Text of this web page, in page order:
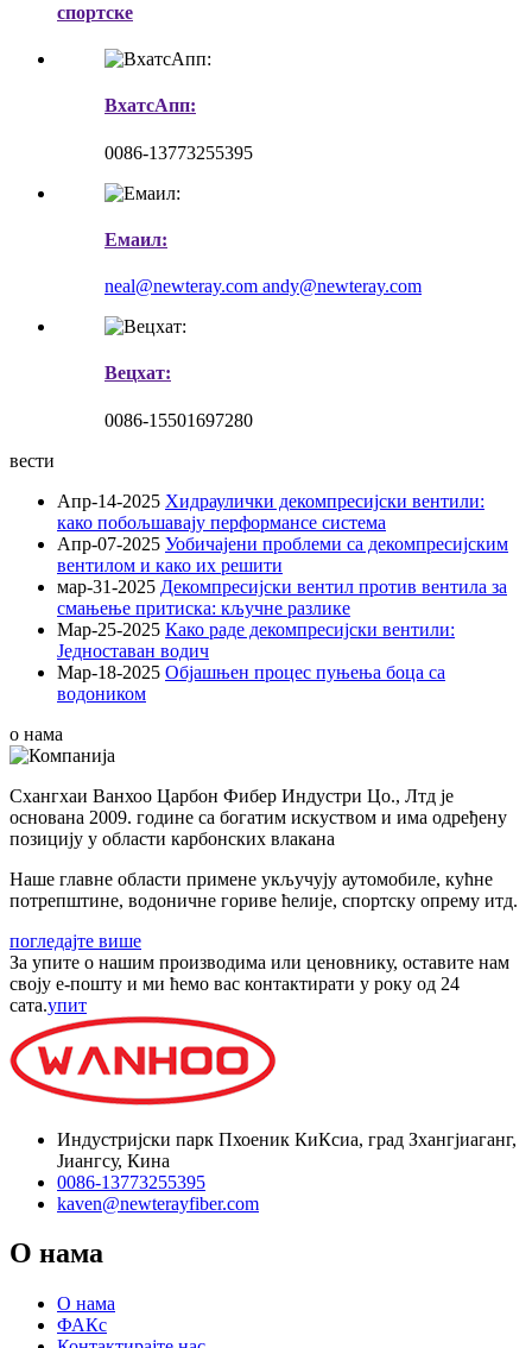
спортске
ВхатсАпп:
0086-13773255395
Емаил:
neal@newteray.com andy@newteray.com
Вецхат:
0086-15501697280
вести
Апр-14-2025 Хидраулички декомпресијски вентили:
како побољшавају перформансе система
Апр-07-2025 Уобичајени проблеми са декомпресијским
вентилом и како их решити
мар-31-2025 Декомпресијски вентил против вентила за
смањење притиска: кључне разлике
Мар-25-2025 Како раде декомпресијски вентили:
Једноставан водич
Мар-18-2025 Објашњен процес пуњења боца са
водоником
о нама
Схангхаи Ванхоо Царбон Фибер Индустри Цо., Лтд је
основана 2009. године са богатим искуством и има одређену
позицију у области карбонских влакана
Наше главне области примене укључују аутомобиле, кућне
потрепштине, водоничне гориве ћелије, спортску опрему итд.
погледајте више
За упите о нашим производима или ценовнику, оставите нам
своју е-пошту и ми ћемо вас контактирати у року од 24
сата.упит
Индустријски парк Пхоеник КиКсиа, град Зхангјиаганг,
Јиангсу, Кина
0086-13773255395
kaven@newterayfiber.com
О нама
О нама
ФАКс